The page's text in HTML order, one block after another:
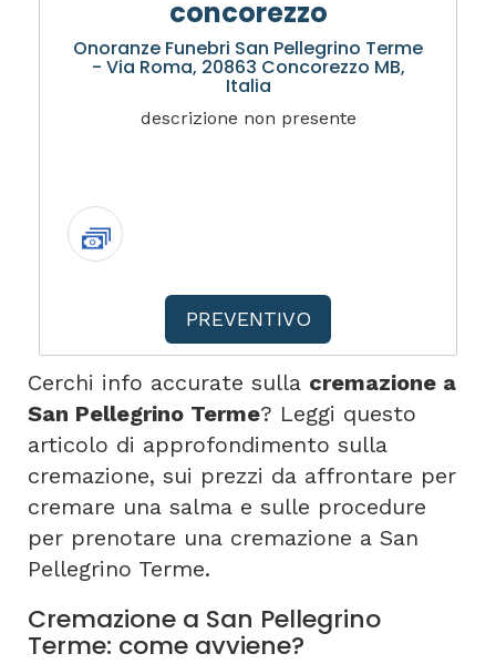
concorezzo
Onoranze Funebri San Pellegrino Terme
- Via Roma, 20863 Concorezzo MB,
Italia
descrizione non presente
PREVENTIVO
Cerchi info accurate sulla cremazione a
San Pellegrino Terme? Leggi questo
articolo di approfondimento sulla
cremazione, sui prezzi da affrontare per
cremare una salma e sulle procedure
per prenotare una cremazione a San
Pellegrino Terme.
Cremazione a San Pellegrino
Terme: come avviene?